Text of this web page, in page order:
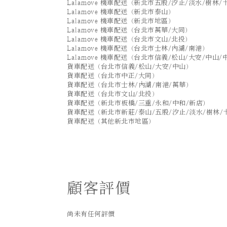
Lalamove 機車配送（新北市五股/汐止/淡水/樹林/土
Lalamove 機車配送（新北市泰山）
Lalamove 機車配送（新北市地區）
Lalamove 機車配送（台北市萬華/大同）
Lalamove 機車配送（台北市文山/北投）
Lalamove 機車配送（台北市士林/內湖/南港）
Lalamove 機車配送（台北市信義/松山/大安/中山/中
貨車配送（台北市信義/松山/大安/中山）
貨車配送（台北市中正/大同）
貨車配送（台北市士林/內湖/南港/萬華）
貨車配送（台北市文山/北投）
貨車配送（新北市板橋/三重/永和/中和/新店）
貨車配送（新北市新莊/泰山/五股/汐止/淡水/樹林/土
貨車配送（其他新北市地區）
顧客評價
尚未有任何評價